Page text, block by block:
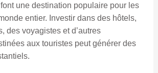
une destination populaire pour les
entier. Investir dans des hôtels,
des voyagistes et d’autres
aux touristes peut générer des